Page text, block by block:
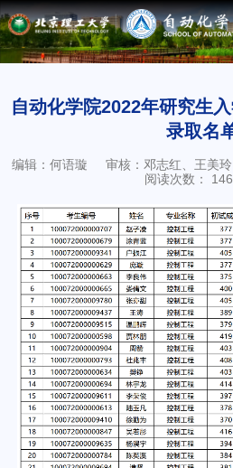
自动化学院2022年研究生
录取名
编辑：何语璇 审核：邓志红、王美玲
阅读次数：